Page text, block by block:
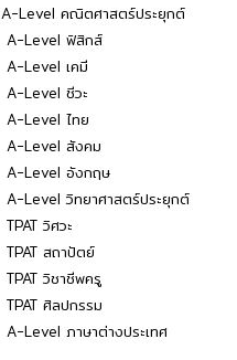
A-Level คณิตศาสตร์ประยุกต์
A-Level ฟิสิกส์
A-Level เคมี
A-Level ชีวะ
A-Level ไทย
A-Level สังคม
A-Level อังกฤษ
A-Level วิทยาศาสตร์ประยุกต์
TPAT วิศวะ
TPAT สถาปัตย์
TPAT วิชาชีพครู
TPAT ศิลปกรรม
A-Level ภาษาต่างประเทศ